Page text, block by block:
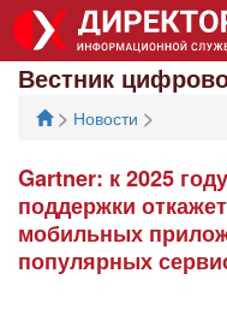
Вестник
> Новости >
Gartner: к 2025
поддержки
мобильных
популярных